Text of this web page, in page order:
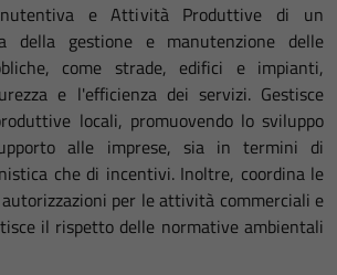
e Attività Produttive di un
della gestione e manutenzione delle
come strade, edifici e impianti,
e l'efficienza dei servizi. Gestisce
locali, promuovendo lo sviluppo
alle imprese, sia in termini di
che di incentivi. Inoltre, coordina le
per le attività commerciali e
il rispetto delle normative ambientali